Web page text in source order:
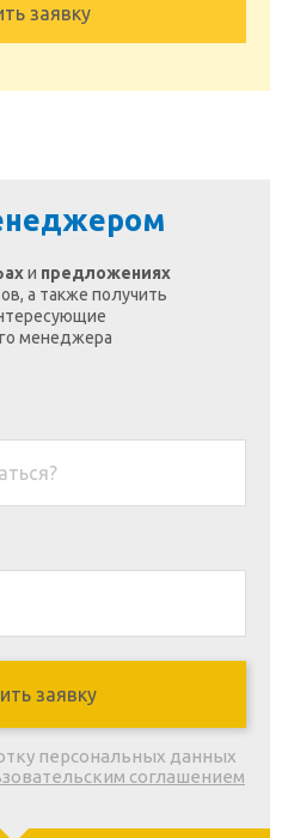
заявку
и предложениях
а также получить
менеджера
персональных данных
соглашением